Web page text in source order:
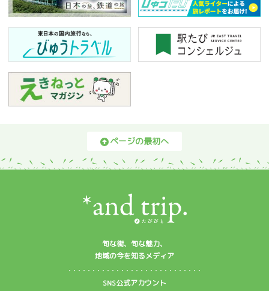
ページの最初へ
旬な街、旬な魅力、
地域の今を知るメディア
SNS公式アカウント